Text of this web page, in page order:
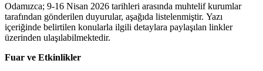
Odamızca; 9-16 Nisan 2026 tarihleri arasında muhtelif kurumlar
tarafından gönderilen duyurular, aşağıda listelenmiştir. Yazı
içeriğinde belirtilen konularla ilgili detaylara paylaşılan linkler
üzerinden ulaşılabilmektedir.
Fuar ve Etkinlikler